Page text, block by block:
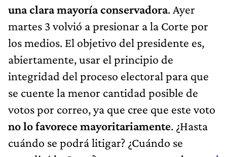
una clara mayoría conservadora. Ayer
martes 3 volvió a presionar a la Corte por
los medios. El objetivo del presidente es,
abiertamente, usar el principio de
integridad del proceso electoral para que
se cuente la menor cantidad posible de
votos por correo, ya que cree que este voto
no lo favorece mayoritariamente. ¿Hasta
cuándo se podrá litigar? ¿Cuándo se